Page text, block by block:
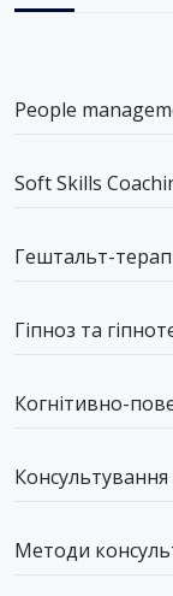
People
Soft Skills
Гештальт-
Гіпноз та
Когнітивно-
Консультування
Методи